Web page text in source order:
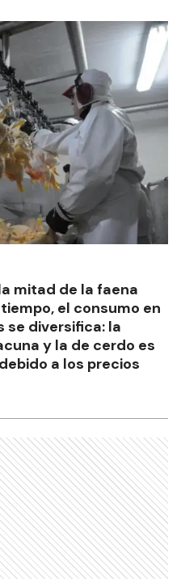
mitad de la faena
el consumo en
se diversifica: la
y la de cerdo es
a los precios